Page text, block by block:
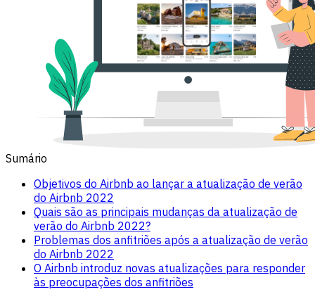
Sumário
Objetivos do Airbnb ao lançar a atualização de verão
do Airbnb 2022
Quais são as principais mudanças da atualização de
verão do Airbnb 2022?
Problemas dos anfitriões após a atualização de verão
do Airbnb 2022
O Airbnb introduz novas atualizações para responder
às preocupações dos anfitriões